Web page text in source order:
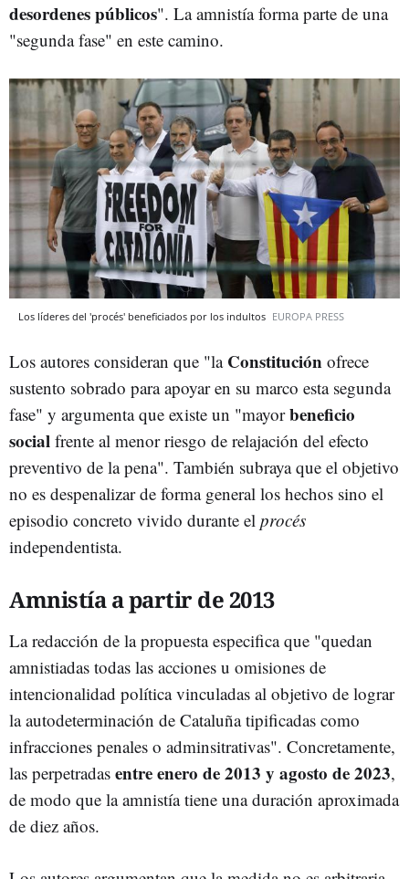
desordenes públicos". La amnistía forma parte de una
"segunda fase" en este camino.
Los líderes del 'procés' beneficiados por los indultos EUROPA PRESS
Los autores consideran que "la Constitución ofrece
sustento sobrado para apoyar en su marco esta segunda
fase" y argumenta que existe un "mayorbeneficio
social frente al menor riesgo de relajación del efecto
preventivo de la pena". También subraya que el objetivo
no es despenalizar de forma general los hechos sino el
episodio concreto vivido durante el procés
independentista.
Amnistía a partir de 2013
La redacción de la propuesta especifica que "quedan
amnistiadas todas las acciones u omisiones de
intencionalidad política vinculadas al objetivo de lograr
la autodeterminación de Cataluña tipificadas como
infracciones penales o adminsitrativas". Concretamente,
las perpetradas entre enero de 2013 y agosto de 2023,
de modo que la amnistía tiene una duración aproximada
de diez años.